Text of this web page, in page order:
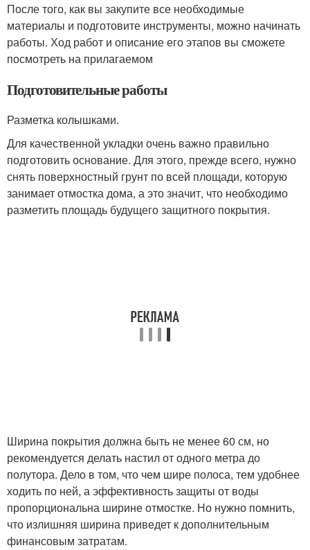
После того, как вы закупите все необходимые
материалы и подготовите инструменты, можно начинать
работы. Ход работ и описание его этапов вы сможете
посмотреть на прилагаемом
Подготовительные работы
Разметка колышками.
Для качественной укладки очень важно правильно
подготовить основание. Для этого, прежде всего, нужно
снять поверхностный грунт по всей площади, которую
занимает отмостка дома, а это значит, что необходимо
разметить площадь будущего защитного покрытия.
Ширина покрытия должна быть не менее 60 см, но
рекомендуется делать настил от одного метра до
полутора. Дело в том, что чем шире полоса, тем удобнее
ходить по ней, а эффективность защиты от воды
пропорциональна ширине отмостке. Но нужно помнить,
что излишняя ширина приведет к дополнительным
финансовым затратам.